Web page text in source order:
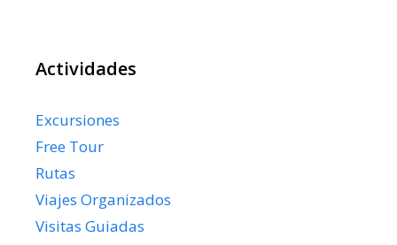
Actividades
Excursiones
Free Tour
Rutas
Viajes Organizados
Visitas Guiadas